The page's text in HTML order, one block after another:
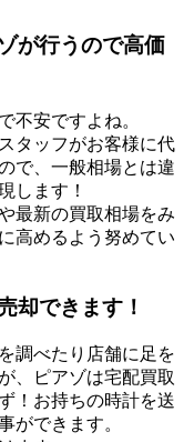
が行うので高価
不安ですよね。
タッフがお客様に代
で、一般相場とは違
します！
最新の買取相場をみ
高めるよう努めてい
却できます！
調べたり店舗に足を
、ピアゾは宅配買取
！お持ちの時計を送
ができます。